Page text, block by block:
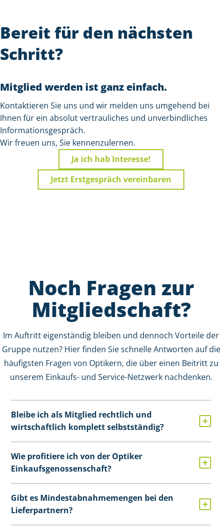
Bereit für den nächsten
Schritt?
Mitglied werden ist ganz einfach.
Kontaktieren Sie uns und wir melden uns umgehend bei
Ihnen für ein absolut vertrauliches und unverbindliches
Informationsgespräch.
Wir freuen uns, Sie kennenzulernen.
Ja ich hab Interesse!
Jetzt Erstgespräch vereinbaren
Noch Fragen zur
Mitgliedschaft?
Im Auftritt eigenständig bleiben und dennoch Vorteile der
Gruppe nutzen? Hier finden Sie schnelle Antworten auf die
häufigsten Fragen von Optikern, die über einen Beitritt zu
unserem Einkaufs- und Service-Netzwerk nachdenken.
Bleibe ich als Mitglied rechtlich und
wirtschaftlich komplett selbstständig?
Wie profitiere ich von der Optiker
Einkaufsgenossenschaft?
Gibt es Mindestabnahmemengen bei den
Lieferpartnern?